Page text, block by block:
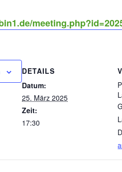
DETAILS
Datum:
25. März 2025
Zeit:
17:30